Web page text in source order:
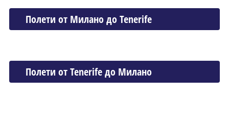
Полети от Миланo до Tenerife
Полети от Tenerife до Миланo